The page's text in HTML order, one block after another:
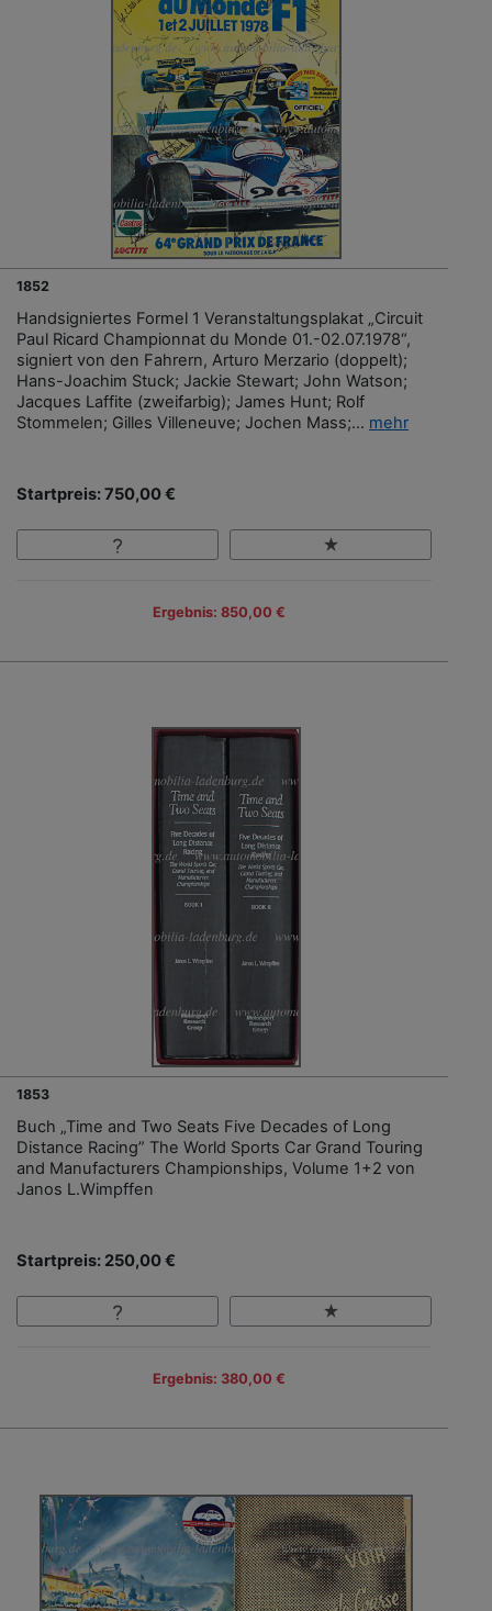
1852
Handsigniertes Formel 1 Veranstaltungsplakat „Circuit
Paul Ricard Championnat du Monde 01.-02.07.1978“,
signiert von den Fahrern, Arturo Merzario (doppelt);
Hans-Joachim Stuck; Jackie Stewart; John Watson;
Jacques Laffite (zweifarbig); James Hunt; Rolf
Stommelen; Gilles Villeneuve; Jochen Mass;... mehr
Startpreis: 750,00 €
Ergebnis: 850,00 €
1853
Buch „Time and Two Seats Five Decades of Long
Distance Racing” The World Sports Car Grand Touring
and Manufacturers Championships, Volume 1+2 von
Janos L.Wimpffen
Startpreis: 250,00 €
Ergebnis: 380,00 €